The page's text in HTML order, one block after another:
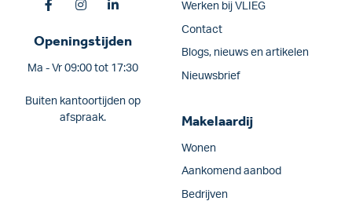
Openingstijden
Ma - Vr 09:00 tot 17:30
Buiten kantoortijden op
afspraak.
Werken bij VLIEG
Contact
Blogs, nieuws en artikelen
Nieuwsbrief
Makelaardij
Wonen
Aankomend aanbod
Bedrijven